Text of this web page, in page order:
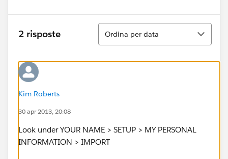
2 risposte
Ordina
Ordina per data
Kim Roberts
30 apr 2013, 20:08
Look under YOUR NAME > SETUP > MY PERSONAL
INFORMATION > IMPORT